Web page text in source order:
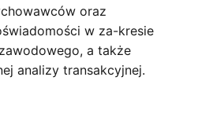
oraz
w za-kresie
a także
analizy transakcyjnej.